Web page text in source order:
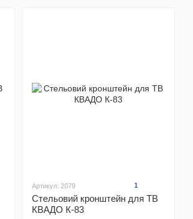
Артикул: 2079 1
Стельовий кронштейн для ТВ
КВАДО К-83